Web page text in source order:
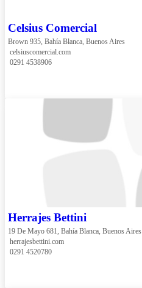
Celsius Comercial
Brown 935, Bahía Blanca, Buenos Aires
celsiuscomercial.com
0291 4538906
Herrajes Bettini
19 De Mayo 681, Bahía Blanca, Buenos Aires
herrajesbettini.com
0291 4520780